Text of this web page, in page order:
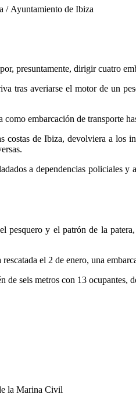
/ Ayuntamiento de Ibiza
presuntamente, dirigir cuatro
tras averiarse el motor de un
embarcación de transporte
costas de Ibiza, devolviera a los
a dependencias policiales
pesquero y el patrón de la
el 2 de enero, una
de seis metros con 13
la Marina Civil